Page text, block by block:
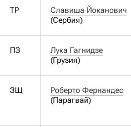
ТР
Славиша Йоканович
(Сербия)
ПЗ
Лука Гагнидзе
(Грузия)
ЗЩ
Роберто Фернандес
(Парагвай)